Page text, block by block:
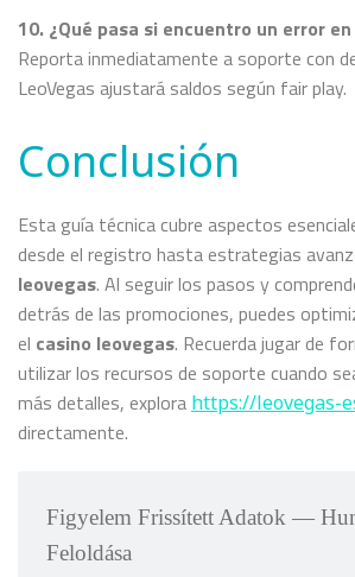
10. ¿Qué pasa si encuentro un error
Reporta inmediatamente a soporte con
LeoVegas ajustará saldos según fair play.
Conclusión
Esta guía técnica cubre aspectos
desde el registro hasta estrategias
leovegas. Al seguir los pasos y
detrás de las promociones, puedes
el casino leovegas. Recuerda jugar de
utilizar los recursos de soporte cuando
más detalles, explora https://leovegas-
directamente.
Figyelem Frissített Adatok —
Feloldása